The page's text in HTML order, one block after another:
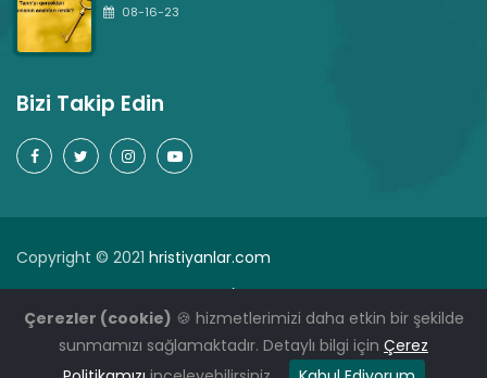
08-16-23
Bizi Takip Edin
Copyright © 2021 hristiyanlar.com
Dua
Sık Sorulan Sorular
İman Açıklamamız
Gizlilik politikası
TR-WP.COM
Çerezler (cookie) 🍪 hizmetlerimizi daha etkin bir şekilde
sunmamızı sağlamaktadır. Detaylı bilgi için Çerez